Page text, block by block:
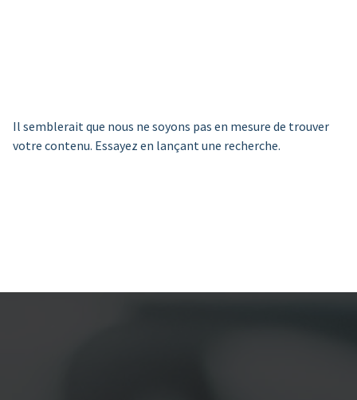
Il semblerait que nous ne soyons pas en mesure de trouver
votre contenu. Essayez en lançant une recherche.